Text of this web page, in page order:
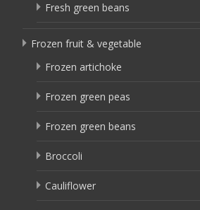
Fresh green beans
Frozen fruit & vegetable
Frozen artichoke
Frozen green peas
Frozen green beans
Broccoli
Cauliflower